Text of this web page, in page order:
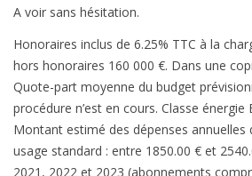
A voir sans hésitation.
Honoraires inclus de 6.25% TTC à la
hors honoraires 160 000 €. Dans une
Quote-part moyenne du budget
procédure n’est en cours. Classe énergie
Montant estimé des dépenses annuelles
usage standard : entre 1850.00 € et
2021, 2022 et 2023 (abonnements